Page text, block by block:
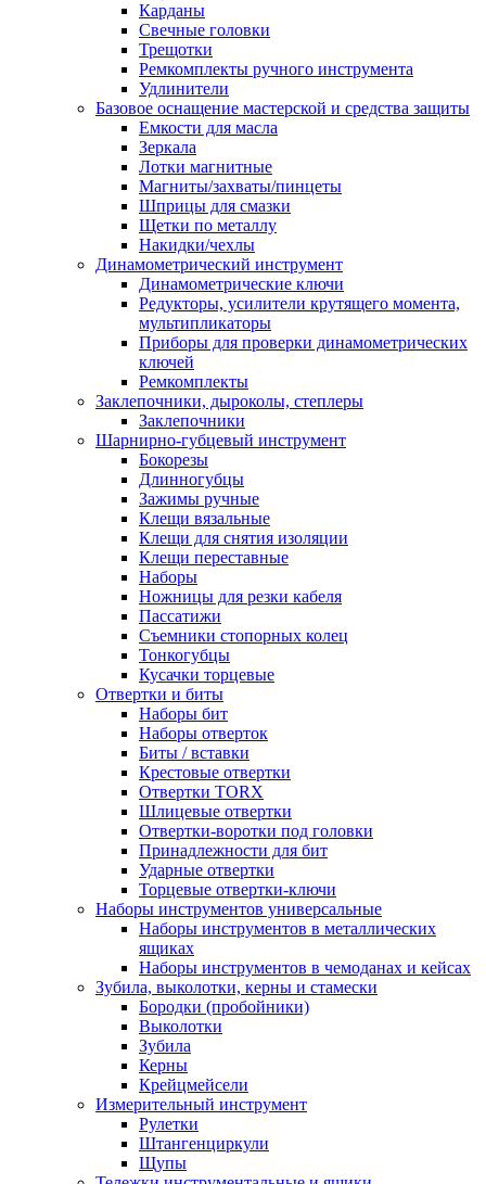
Карданы
Свечные головки
Трещотки
Ремкомплекты ручного инструмента
Удлинители
Базовое оснащение мастерской и средства защиты
Емкости для масла
Зеркала
Лотки магнитные
Магниты/захваты/пинцеты
Шприцы для смазки
Щетки по металлу
Накидки/чехлы
Динамометрический инструмент
Динамометрические ключи
Редукторы, усилители крутящего момента,
мультипликаторы
Приборы для проверки динамометрических
ключей
Ремкомплекты
Заклепочники, дыроколы, степлеры
Заклепочники
Шарнирно-губцевый инструмент
Бокорезы
Длинногубцы
Зажимы ручные
Клещи вязальные
Клещи для снятия изоляции
Клещи переставные
Наборы
Ножницы для резки кабеля
Пассатижи
Съемники стопорных колец
Тонкогубцы
Кусачки торцевые
Отвертки и биты
Наборы бит
Наборы отверток
Биты / вставки
Крестовые отвертки
Отвертки TORX
Шлицевые отвертки
Отвертки-воротки под головки
Принадлежности для бит
Ударные отвертки
Торцевые отвертки-ключи
Наборы инструментов универсальные
Наборы инструментов в металлических
ящиках
Наборы инструментов в чемоданах и кейсах
Зубила, выколотки, керны и стамески
Бородки (пробойники)
Выколотки
Зубила
Керны
Крейцмейсели
Измерительный инструмент
Рулетки
Штангенциркули
Щупы